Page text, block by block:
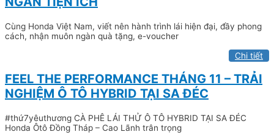
Cùng Honda Việt Nam, viết nên hành trình lái hiện đại, đầy phong
cách, nhận muôn ngàn quà tặng, e-voucher
Chi tiết
FEEL THE PERFORMANCE THÁNG 11 – TRẢI
NGHIỆM Ô TÔ HYBRID TẠI SA ĐÉC
#thứ7yêuthương CÀ PHÊ LÁI THỬ Ô TÔ HYBRID TẠI SA ĐÉC
Honda Ôtô Đồng Tháp – Cao Lãnh trân trọng